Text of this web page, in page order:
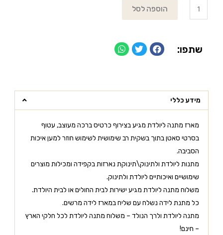
הוספה לסל
שתפו:
מידע כללי
מארז מתנה ליולדת מגיע בצירוף כרטיס ברכה מעוצב, עטוף
בסרטי סאטן בתוך בשקית רב שימושית לשימוש חוזר למען איכות
הסביבה.
מתנות ליולדת ולתינוק\תינוקת נארזות בקפידה ומכילות מוצרים
שימושיים ואיכותיים ליולדת ולתינוק.
משלוח מתנה ליולדת מגיע ישירות לבית החולים או לבית היולדת.
כל מתנת לידה נשלח עם שליח במארז לידה מרשים.
מתנה ליולדת ולרך הנולד – משלוח מתנה ליולדת לכל חלקי הארץ
– חינם!